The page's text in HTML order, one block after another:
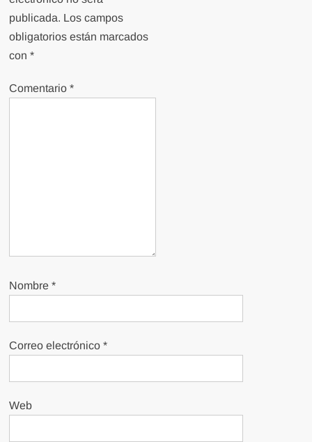
publicada. Los campos
obligatorios están marcados
con*
Comentario*
Nombre*
Correo electrónico*
Web